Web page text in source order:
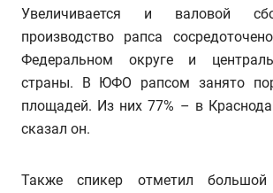
Увеличивается и валовой
производство рапса
Федеральном округе и
страны. В ЮФО рапсом занято
площадей. Из них 77% – в
сказал он.
Также спикер отметил